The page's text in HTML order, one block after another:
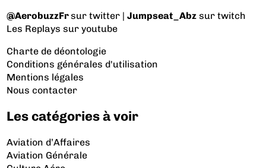
@AerobuzzFrsur twitter |Jumpseat_Abz sur twitch
Les Replays sur youtube
Charte de déontologie
Conditions générales d'utilisation
Mentions légales
Nous contacter
Les catégories à voir
Aviation d’Affaires
Aviation Générale